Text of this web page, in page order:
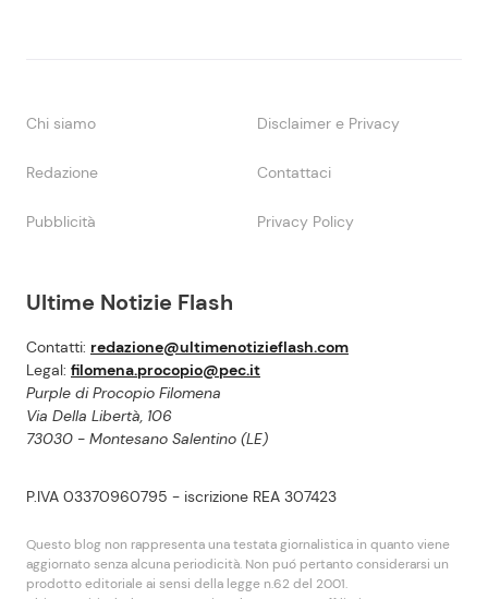
Ultime Notizie Flash
Contatti: redazione@ultimenotizieflash.com
Legal: filomena.procopio@pec.it
Purple di Procopio Filomena
Via Della Libertà, 106
73030 - Montesano Salentino (LE)
P.IVA 03370960795 - iscrizione REA 307423
Questo blog non rappresenta una testata giornalistica in quanto viene
aggiornato senza alcuna periodicità. Non puó pertanto considerarsi un
prodotto editoriale ai sensi della legge n.62 del 2001.
Chi siamo Disclaimer e Privacy
Redazione Contattaci
Pubblicità Privacy Policy